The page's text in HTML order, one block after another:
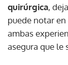
quirúrgica,
puede notar
ambas
asegura que le